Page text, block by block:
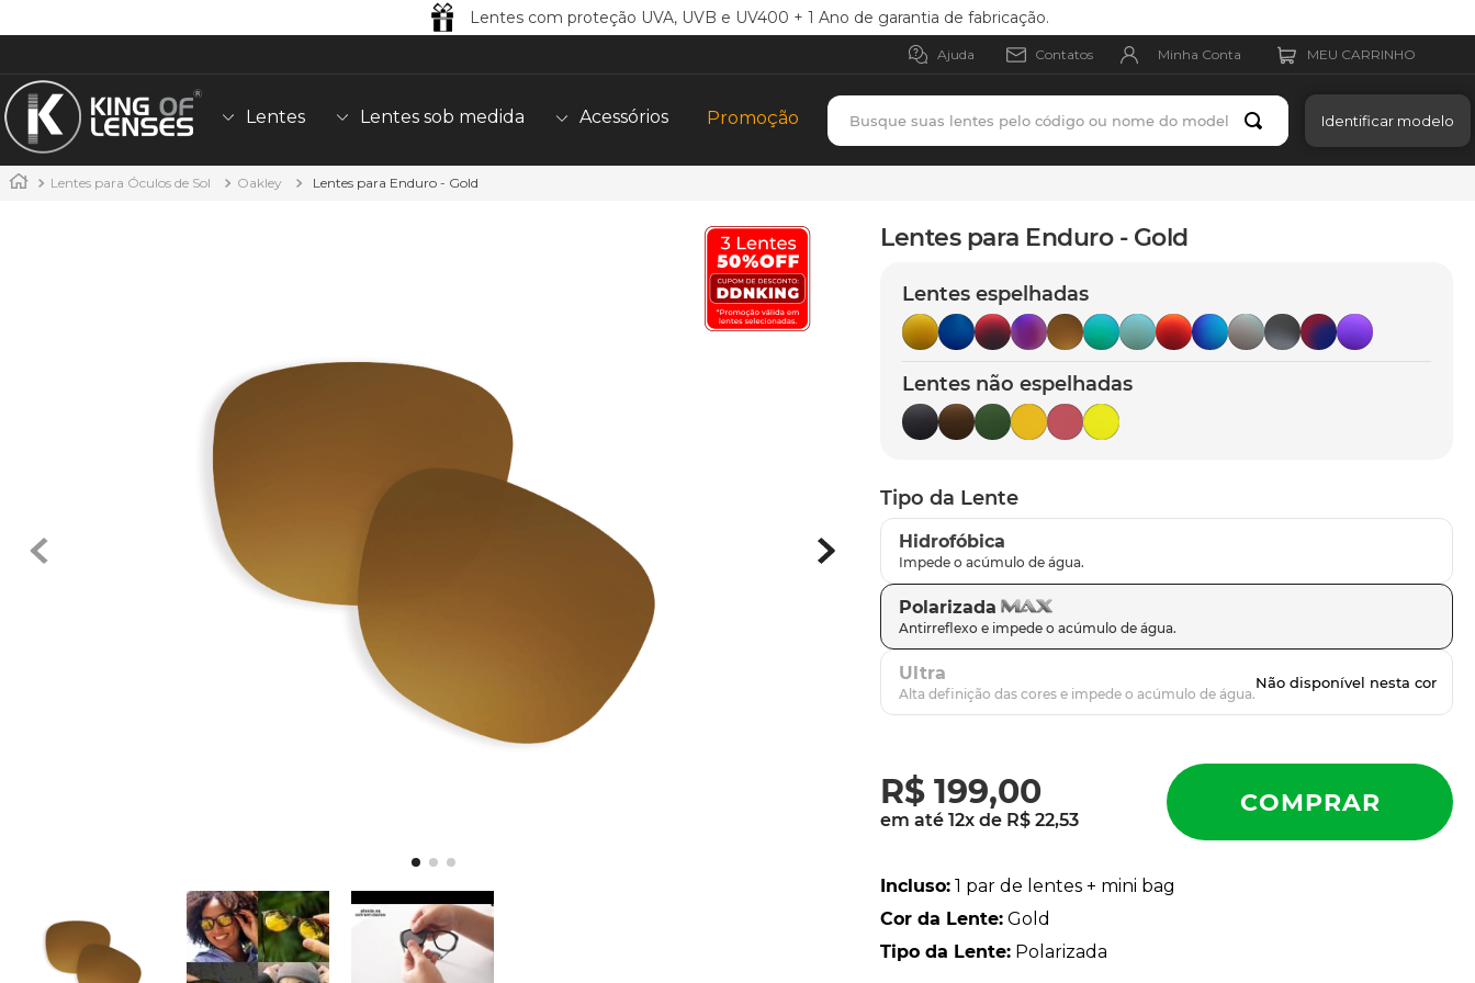
Lentes com proteção UVA, UVB e UV400 + 1 Ano de garantia de fabricação.
Ajuda Contatos Minha Conta
Lentes Lentes sob medida Acessórios Promoção
Busque suas lentes pelo código ou nome do modelo
Identificar modelo
Lentes para Óculos de Sol Oakley Lentes para Enduro - Gold
Lentes para Enduro - Gold
Lentes espelhadas
Lentes não espelhadas
Tipo da Lente
Hidrofóbica
Polarizada
Ultra
R$ 199,00
em até12x de R$ 22,53
Incluso: 1 par de lentes + mini bag
Cor da Lente: Gold
Tipo da Lente: Polarizada
parafusos
gascan